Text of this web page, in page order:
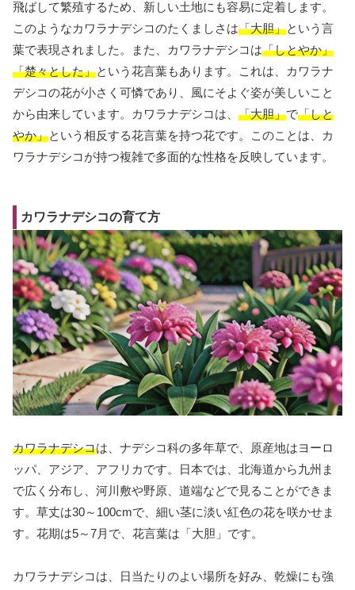
飛ばして繁殖するため、新しい土地にも容易に定着します。
このようなカワラナデシコのたくましさは「大胆」という言
葉で表現されました。また、カワラナデシコは「しとやか」
「楚々とした」という花言葉もあります。これは、カワラナ
デシコの花が小さく可憐であり、風にそよぐ姿が美しいこと
から由来しています。カワラナデシコは、 「大胆」で「しと
やか」という相反する花言葉を持つ花です。このことは、カ
ワラナデシコが持つ複雑で多面的な性格を反映しています。
カワラナデシコの育て方
カワラナデシコは、ナデシコ科の多年草で、原産地はヨーロ
ッパ、アジア、アフリカです。日本では、北海道から九州ま
で広く分布し、河川敷や野原、道端などで見ることができま
す。草丈は30～100cmで、細い茎に淡い紅色の花を咲かせま
す。花期は5～7月で、花言葉は「大胆」です。
カワラナデシコは、日当たりのよい場所を好み、乾燥にも強